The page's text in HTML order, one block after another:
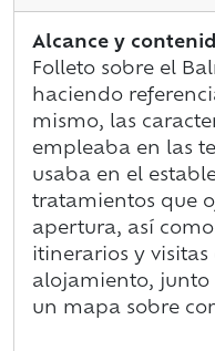
Alcance y
Folleto sobre el
haciendo
mismo, las
empleaba en las
usaba en el
tratamientos que
apertura, así
itinerarios y visitas
alojamiento, junto
un mapa sobre